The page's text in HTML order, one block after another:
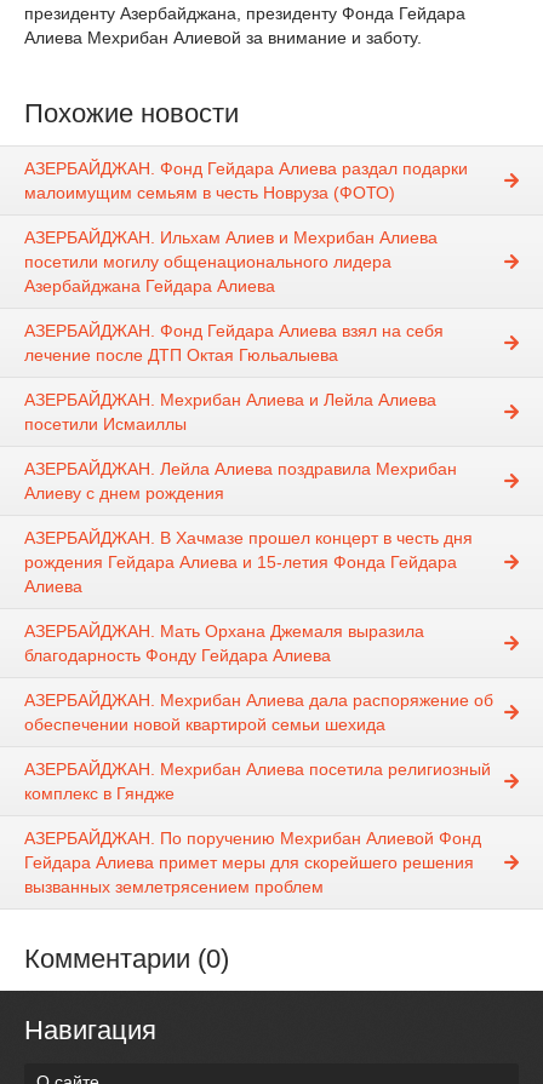
президенту Азербайджана, президенту Фонда Гейдара
Алиева Мехрибан Алиевой за внимание и заботу.
Похожие новости
АЗЕРБАЙДЖАН. Фонд Гейдара Алиева раздал подарки
малоимущим семьям в честь Новруза (ФОТО)
АЗЕРБАЙДЖАН. Ильхам Алиев и Мехрибан Алиева
посетили могилу общенационального лидера
Азербайджана Гейдара Алиева
АЗЕРБАЙДЖАН. Фонд Гейдара Алиева взял на себя
лечение после ДТП Октая Гюльалыева
АЗЕРБАЙДЖАН. Мехрибан Алиева и Лейла Алиева
посетили Исмаиллы
АЗЕРБАЙДЖАН. Лейла Алиева поздравила Мехрибан
Алиеву с днем рождения
АЗЕРБАЙДЖАН. В Хачмазе прошел концерт в честь дня
рождения Гейдара Алиева и 15-летия Фонда Гейдара
Алиева
АЗЕРБАЙДЖАН. Мать Орхана Джемаля выразила
благодарность Фонду Гейдара Алиева
АЗЕРБАЙДЖАН. Мехрибан Алиева дала распоряжение об
обеспечении новой квартирой семьи шехида
АЗЕРБАЙДЖАН. Мехрибан Алиева посетила религиозный
комплекс в Гяндже
АЗЕРБАЙДЖАН. По поручению Мехрибан Алиевой Фонд
Гейдара Алиева примет меры для скорейшего решения
вызванных землетрясением проблем
Комментарии (0)
Навигация